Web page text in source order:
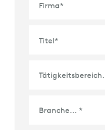
Firma*
Titel*